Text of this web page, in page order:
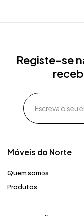
Móveis do Norte​
Quem somos
Produtos
Registe-se